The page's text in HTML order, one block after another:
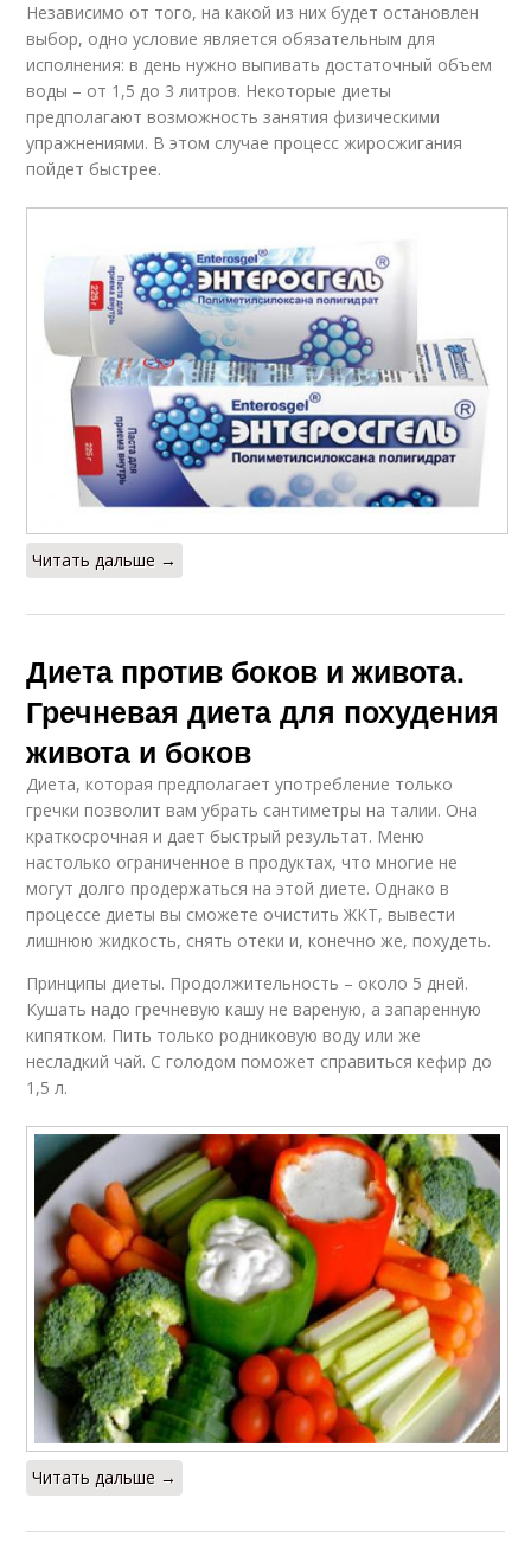
Независимо от того, на какой из них будет остановлен
выбор, одно условие является обязательным для
исполнения: в день нужно выпивать достаточный объем
воды – от 1,5 до 3 литров. Некоторые диеты
предполагают возможность занятия физическими
упражнениями. В этом случае процесс жиросжигания
пойдет быстрее.
Читать дальше →
Диета против боков и живота.
Гречневая диета для похудения
живота и боков
Диета, которая предполагает употребление только
гречки позволит вам убрать сантиметры на талии. Она
краткосрочная и дает быстрый результат. Меню
настолько ограниченное в продуктах, что многие не
могут долго продержаться на этой диете. Однако в
процессе диеты вы сможете очистить ЖКТ, вывести
лишнюю жидкость, снять отеки и, конечно же, похудеть.
Принципы диеты. Продолжительность – около 5 дней.
Кушать надо гречневую кашу не вареную, а запаренную
кипятком. Пить только родниковую воду или же
несладкий чай. С голодом поможет справиться кефир до
1,5 л.
Читать дальше →